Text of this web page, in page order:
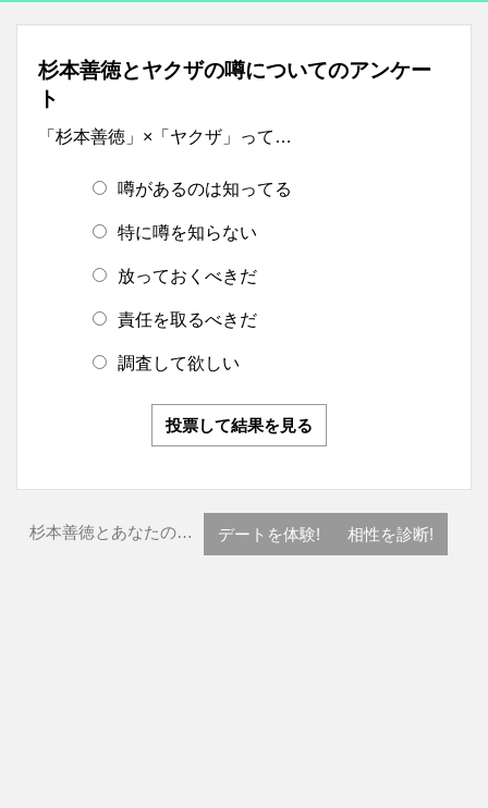
杉本善徳とヤクザの噂についてのアンケー
ト
「杉本善徳」×「ヤクザ」って…
噂があるのは知ってる
特に噂を知らない
放っておくべきだ
責任を取るべきだ
調査して欲しい
投票して結果を見る
杉本善徳とあなたの… デートを体験! 相性を診断!